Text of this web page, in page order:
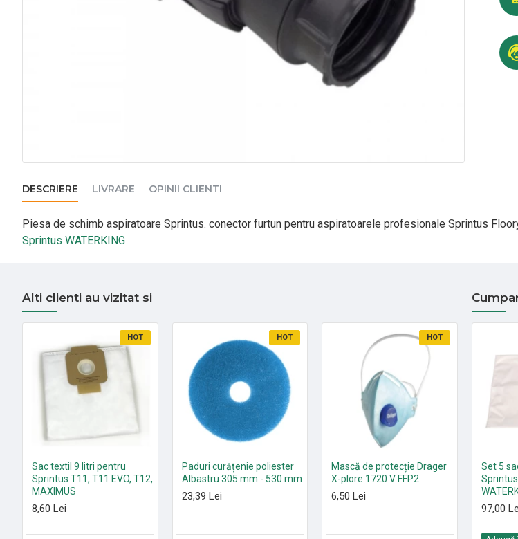
DESCRIERE LIVRARE OPINII CLIENTI
Piesa de schimb aspiratoare Sprintus. conector furtun pentru aspiratoarele profesionale Sprintus
Sprintus WATERKING
Alti clienti au vizitat si
HOT
Sac textil 9 litri pentru
Sprintus T11, T11 EVO, T12,
MAXIMUS
8,60 Lei
HOT
Paduri curățenie poliester
Albastru 305 mm - 530 mm
23,39 Lei
HOT
Mască de protecție Drager
X-plore 1720 V FFP2
6,50 Lei
Paduri
Roșu
21,35
Set 5
97,00